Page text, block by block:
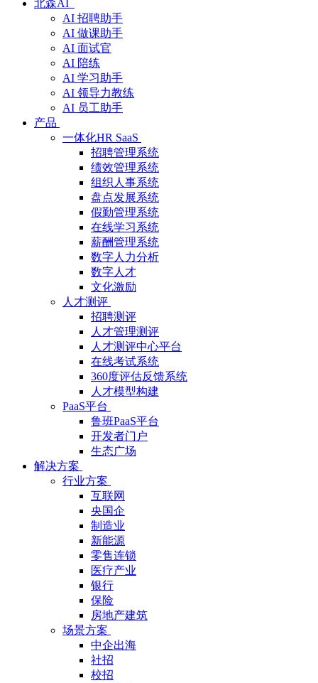
北森AI
AI 招聘助手
AI 做课助手
AI 面试官
AI 陪练
AI 学习助手
AI 领导力教练
AI 员工助手
产品
一体化HR SaaS
招聘管理系统
绩效管理系统
组织人事系统
盘点发展系统
假勤管理系统
在线学习系统
薪酬管理系统
数字人力分析
数字人才
文化激励
人才测评
招聘测评
人才管理测评
人才测评中心平台
在线考试系统
360度评估反馈系统
人才模型构建
PaaS平台
鲁班PaaS平台
开发者门户
生态广场
解决方案
行业方案
互联网
央国企
制造业
新能源
零售连锁
医疗产业
银行
保险
房地产建筑
场景方案
中企出海
社招
校招